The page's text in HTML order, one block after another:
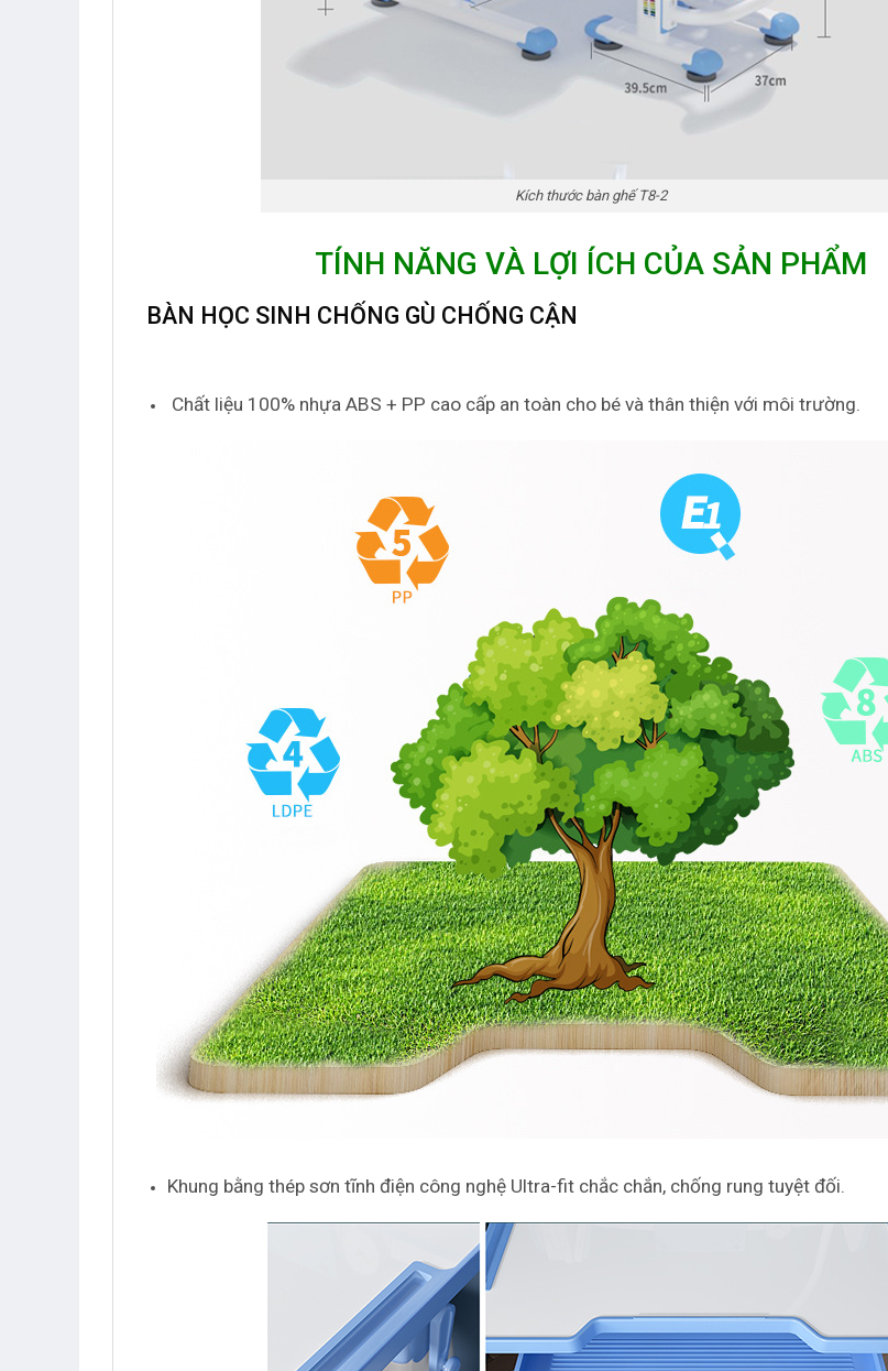
Kích thước bàn ghế T8-2
TÍNH NĂNG VÀ LỢI ÍCH CỦA SẢN PHẨM
BÀN HỌC SINH CHỐNG GÙ CHỐNG CẬN
Chất liệu 100% nhựa ABS + PP cao cấp an toàn cho bé và thân thiện với môi trường.
Khung bằng thép sơn tĩnh điện công nghệ Ultra-fit chắc chắn, chống rung tuyệt đối.